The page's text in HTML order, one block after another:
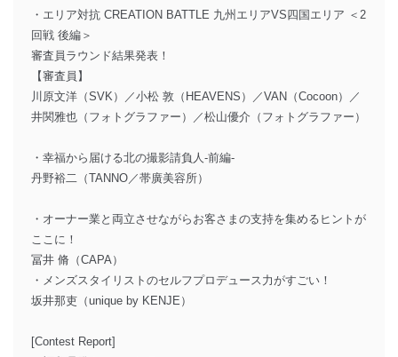
・エリア対抗 CREATION BATTLE 九州エリアVS四国エリア ＜2
回戦 後編＞
審査員ラウンド結果発表！
【審査員】
川原文洋（SVK）／小松 敦（HEAVENS）／VAN（Cocoon）／
井関雅也（フォトグラファー）／松山優介（フォトグラファー）
・幸福から届ける北の撮影請負人-前編-
丹野裕二（TANNO／帯廣美容所）
・オーナー業と両立させながらお客さまの支持を集めるヒントが
ここに！
冨井 脩（CAPA）
・メンズスタイリストのセルフプロデュース力がすごい！
坂井那吏（unique by KENJE）
[Contest Report]